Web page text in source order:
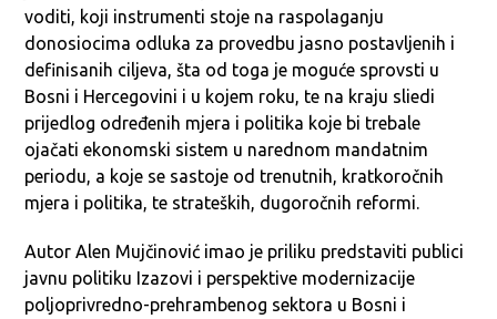
voditi, koji instrumenti stoje na raspolaganju
donosiocima odluka za provedbu jasno postavljenih i
definisanih ciljeva, šta od toga je moguće sprovsti u
Bosni i Hercegovini i u kojem roku, te na kraju sliedi
prijedlog određenih mjera i politika koje bi trebale
ojačati ekonomski sistem u narednom mandatnim
periodu, a koje se sastoje od trenutnih, kratkoročnih
mjera i politika, te strateških, dugoročnih reformi.
Autor Alen Mujčinović imao je priliku predstaviti publici
javnu politiku Izazovi i perspektive modernizacije
poljoprivredno-prehrambenog sektora u Bosni i